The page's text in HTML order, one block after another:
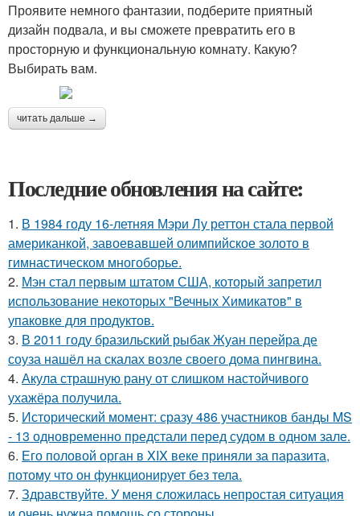
Проявите немного фантазии, подберите приятный
дизайн подвала, и вы сможете превратить его в
просторную и функциональную комнату. Какую?
Выбирать вам.
читать дальше →
Последние обновления на сайте:
1. В 1984 году 16-летняя Мэри Лу реттон стала первой
американкой, завоевавшей олимпийское золото в
гимнастическом многоборье.
2. Мэн стал первым штатом США, который запретил
использование некоторых "Вечных Химикатов" в
упаковке для продуктов.
3. В 2011 году бразильский рыбак Жуан перейра де
соуза нашёл на скалах возле своего дома пингвина.
4. Акула страшную рану от слишком настойчивого
ухажёра получила.
5. Исторический момент: сразу 486 участников банды MS
- 13 одновременно предстали перед судом в одном зале.
6. Его половой орган в XIX веке приняли за паразита,
потому что он функционирует без тела.
7. Здравствуйте. У меня сложилась непростая ситуация